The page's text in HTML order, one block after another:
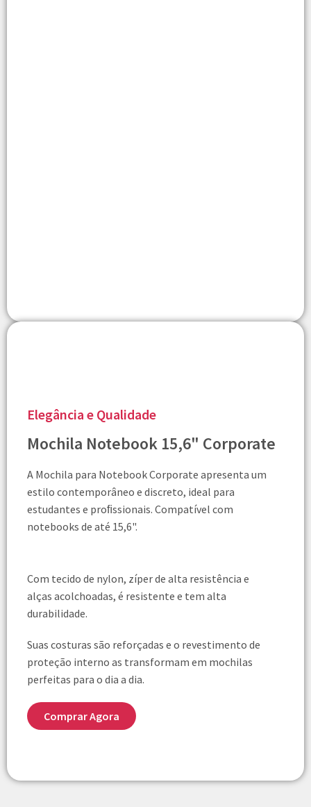
Elegância e Qualidade
Mochila Notebook 15,6" Corporate
A Mochila para Notebook Corporate apresenta um
estilo contemporâneo e discreto, ideal para
estudantes e proﬁssionais. Compatível com
notebooks de até 15,6".
Com tecido de nylon, zíper de alta resistência e
alças acolchoadas, é resistente e tem alta
durabilidade.
Suas costuras são reforçadas e o revestimento de
proteção interno as transformam em mochilas
perfeitas para o dia a dia.
Comprar Agora